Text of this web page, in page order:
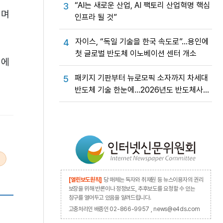
3
“AI는 새로운 산업, AI 팩토리 산업혁명 핵심
인프라 될 것”
4
자이스, “독일 기술을 한국 속도로”…용인에
첫 글로벌 반도체 이노베이션 센터 개소
5
패키지 기판부터 뉴로모픽 소자까지 차세대
반도체 기술 한눈에…2026년도 반도체사업
성과교류회
[열린보도원칙] 당 매체는 독자와 취재원 등 뉴스이용자의 권리
보장을 위해 반론이나 정정보도, 추후보도를 요청할 수 있는
창구를 열어두고 있음을 알려드립니다.
고충처리인 배종인 02-866-9957 , news@e4ds.com